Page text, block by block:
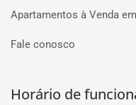
Apartamentos à Venda
Fale conosco
Horário de